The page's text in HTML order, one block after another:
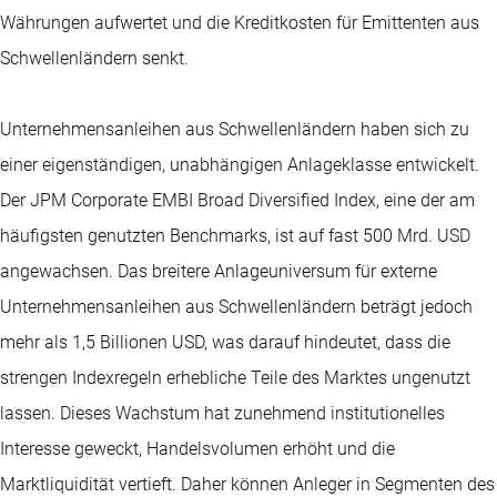
Währungen aufwertet und die Kreditkosten für Emittenten aus
Schwellenländern senkt.
Unternehmensanleihen aus Schwellenländern haben sich zu
einer eigenständigen, unabhängigen Anlageklasse entwickelt.
Der JPM Corporate EMBI Broad Diversified Index, eine der am
häufigsten genutzten Benchmarks, ist auf fast 500 Mrd. USD
angewachsen. Das breitere Anlageuniversum für externe
Unternehmensanleihen aus Schwellenländern beträgt jedoch
mehr als 1,5 Billionen USD, was darauf hindeutet, dass die
strengen Indexregeln erhebliche Teile des Marktes ungenutzt
lassen. Dieses Wachstum hat zunehmend institutionelles
Interesse geweckt, Handelsvolumen erhöht und die
Marktliquidität vertieft. Daher können Anleger in Segmenten des